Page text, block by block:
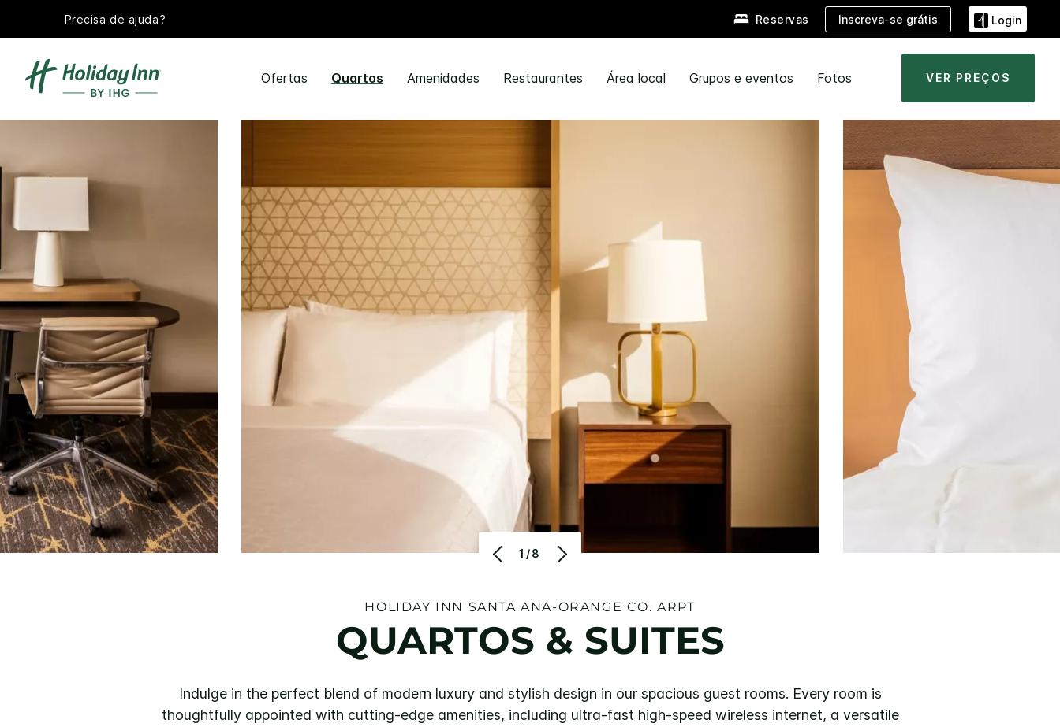
Precisa de ajuda? Reservas Inscreva-se grátis Login
Ofertas Quartos Amenidades Restaurantes Área local Grupos e eventos Fotos VER PREÇOS
1/8
HOLIDAY INN SANTA ANA-ORANGE CO. ARPT
QUARTOS & SUITES
Indulge in the perfect blend of modern luxury and stylish design in our spacious guest rooms. Every room is
thoughtfully appointed with cutting-edge amenities, including ultra-fast high-speed wireless internet, a versatile